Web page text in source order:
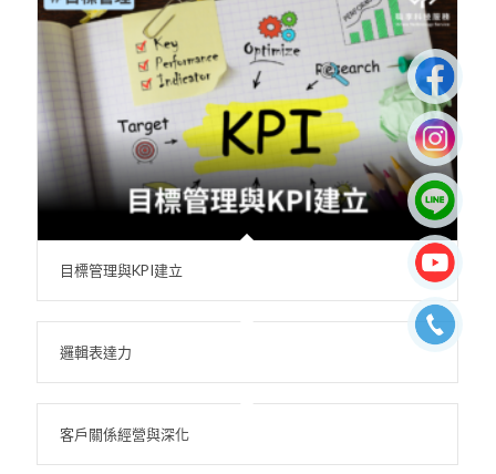
目標管理與KPI建立
邏輯表達力
客戶關係經營與深化